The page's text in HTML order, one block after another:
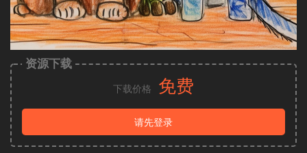
资源下载
下载价格 免费
请先登录